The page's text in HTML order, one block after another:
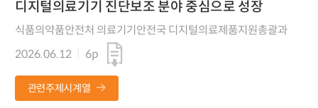
디지털의료기기 진단보조 분야 중심으로 성장
식품의약품안전처 의료기기안전국 디지털의료제품지원총괄과
2026.06.12
6p
관련주제시계열